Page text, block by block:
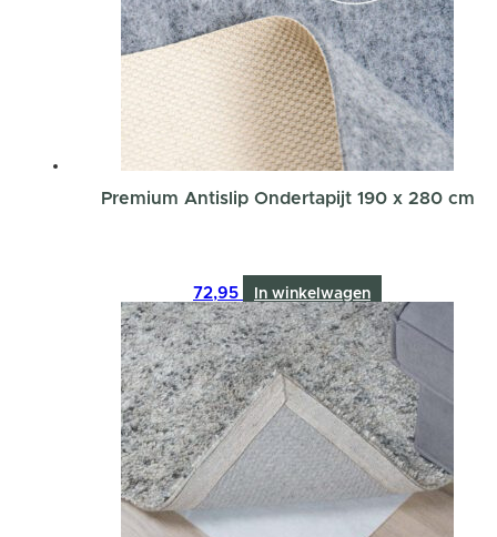
Premium Antislip Ondertapijt 190 x 280 cm
72,95 In winkelwagen